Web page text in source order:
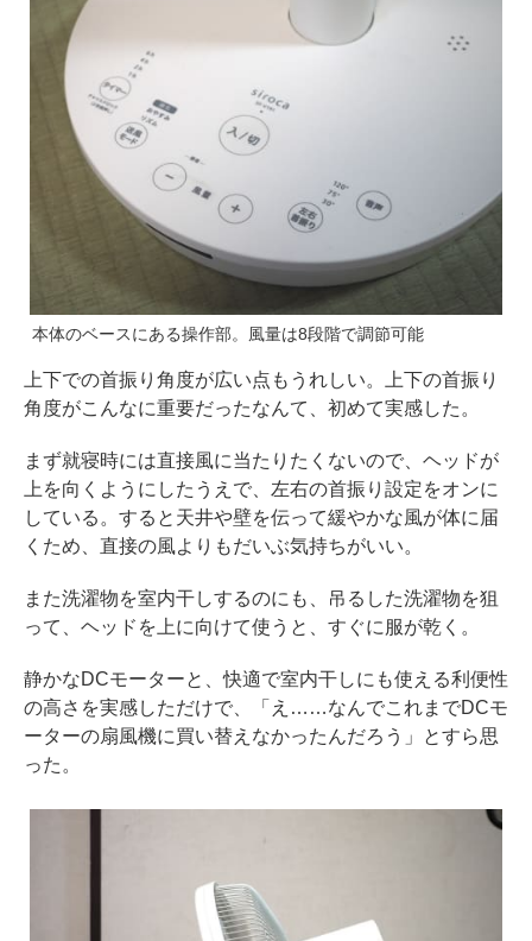
本体のベースにある操作部。風量は8段階で調節可能
上下での首振り角度が広い点もうれしい。上下の首振り
角度がこんなに重要だったなんて、初めて実感した。
まず就寝時には直接風に当たりたくないので、ヘッドが
上を向くようにしたうえで、左右の首振り設定をオンに
している。すると天井や壁を伝って緩やかな風が体に届
くため、直接の風よりもだいぶ気持ちがいい。
また洗濯物を室内干しするのにも、吊るした洗濯物を狙
って、ヘッドを上に向けて使うと、すぐに服が乾く。
静かなDCモーターと、快適で室内干しにも使える利便性
の高さを実感しただけで、「え……なんでこれまでDCモ
ーターの扇風機に買い替えなかったんだろう」とすら思
った。